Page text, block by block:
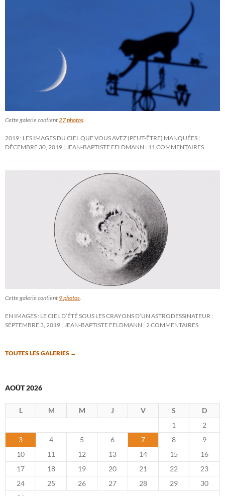
Cette galerie contient 27 photos
2019 : LES IMAGES DU CIEL QUE VOUS AVEZ (PEUT-ÊTRE) MANQUÉES
DÉCEMBRE 30, 2019
JEAN-BAPTISTE FELDMANN 11 COMMENTAIRES
Cette galerie contient 9 photos.
EN IMAGES : LE CIEL D’ÉTÉ SOUS LES CRAYONS D’UN ASTRODESSINATEUR
SEPTEMBRE 3, 2019 JEAN-BAPTISTE FELDMANN 2 COMMENTAIRES
TOUTES LES GALERIES →
AOÛT 2026
L M M J V S
D
1
2
3
4 5 6 7 8
9
10
11 12 13 14 15
16
17
18 19 20 21 22
23
24
25 26 27 28 29
30